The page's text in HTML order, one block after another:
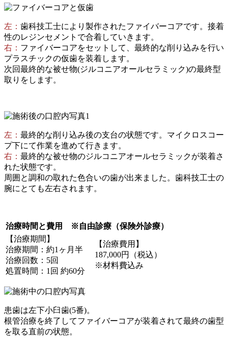
左： 歯科技工士により製作されたファイバーコアです。接着
性のレジンセメントで合着していきます。
右： ファイバーコアをセットして、最終的な削り込みを行い
プラスチックの仮歯を装着します。
次回最終的な被せ物(ジルコニアオールセラミック)の最終型
取りをします。
左： 最終的な削り込み後の支台の状態です。マイクロスコー
プ下にて作業を進めて行きます。
右： 最終的な被せ物のジルコニアオールセラミックが装着さ
れた状態です。
周囲と調和の取れた色合いの歯が出来ました。歯科技工士の
腕にとても左右されます。
治療時間と費用 ※自由診療（保険外診療）
【治療期間】
治療期間：約1ヶ月半
治療回数：5回
処置時間：1回 約60分
【治療費用】
187,000円（税込）
※材料費込み
患歯は左下小臼歯(5番)。
根管治療を終了してファイバーコアが装着されて最終の歯型
を取る直前の状態。